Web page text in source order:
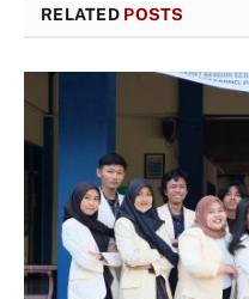
RELATED POSTS